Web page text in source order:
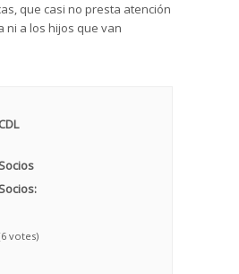
que casi no presta atención
ni a los hijos que van
6 votes)